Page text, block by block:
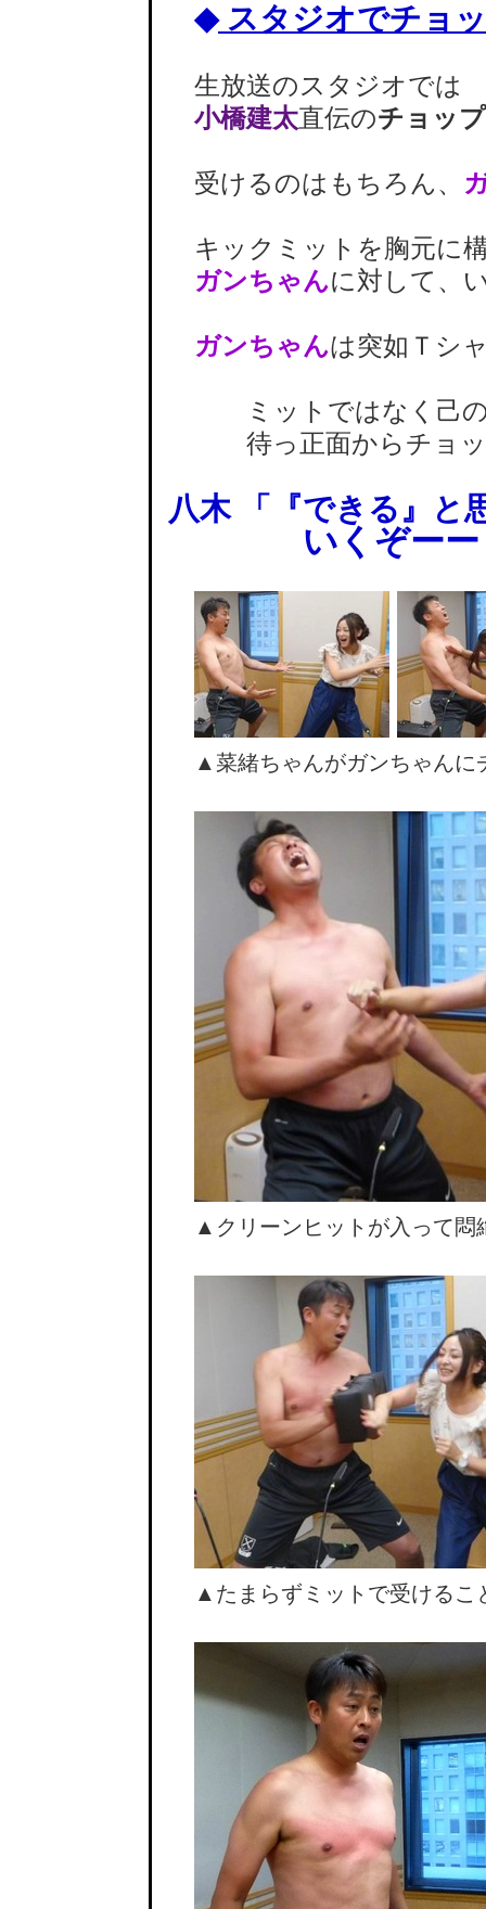
◆スタジオでチョ
生放送のスタジオでは
小橋建太直伝のチョップ
受けるのはもちろん、
キックミットを胸元に
ガンちゃんに対して、
ガンちゃんは突如Ｔシ
ミットではなく己の
待っ正面からチョッ
八木 「『できる』と
いくぞー
▲菜緒ちゃんがガンちゃんに
▲クリーンヒットが入って悶
▲たまらずミットで受けるこ